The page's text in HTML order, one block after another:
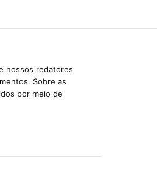
nossos redatores
Sobre as
por meio de